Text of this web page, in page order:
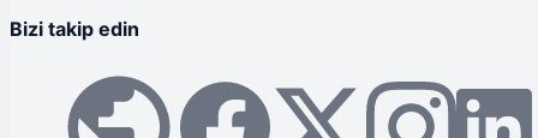
Bizi takip edin